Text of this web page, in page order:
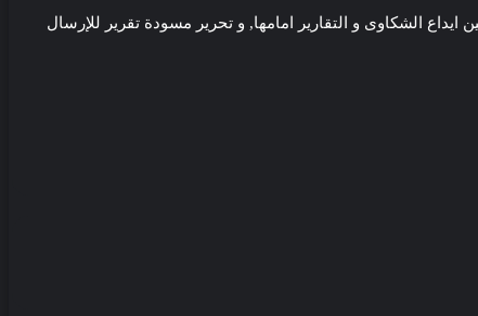
ايداع الشكاوى و التقارير امامها, و تحرير مسودة تقرير للإرسال